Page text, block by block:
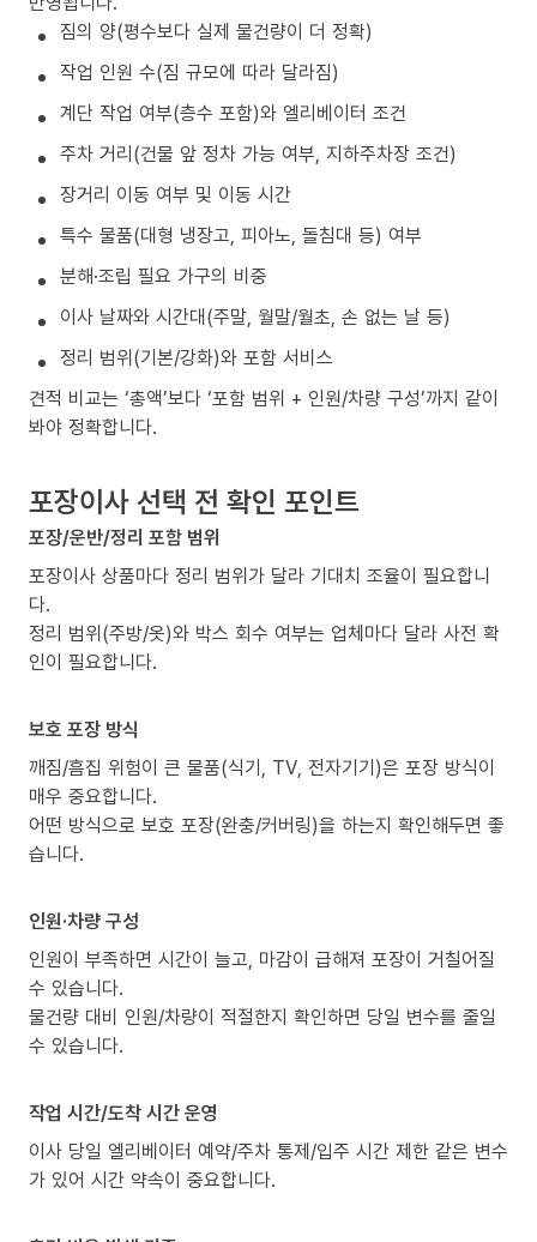
짐의 양(평수보다 실제 물건량이 더 정확)
작업 인원 수(짐 규모에 따라 달라짐)
계단 작업 여부(층수 포함)와 엘리베이터 조건
주차 거리(건물 앞 정차 가능 여부, 지하주차장 조건)
장거리 이동 여부 및 이동 시간
특수 물품(대형 냉장고, 피아노, 돌침대 등) 여부
분해·조립 필요 가구의 비중
이사 날짜와 시간대(주말, 월말/월초, 손 없는 날 등)
정리 범위(기본/강화)와 포함 서비스
견적 비교는 ‘총액’보다 ‘포함 범위 + 인원/차량 구성’까지 같이
봐야 정확합니다.
포장이사 선택 전 확인 포인트
포장/운반/정리 포함 범위
포장이사 상품마다 정리 범위가 달라 기대치 조율이 필요합니
다.
정리 범위(주방/옷)와 박스 회수 여부는 업체마다 달라 사전 확
인이 필요합니다.
보호 포장 방식
깨짐/흠집 위험이 큰 물품(식기, TV, 전자기기)은 포장 방식이
매우 중요합니다.
어떤 방식으로 보호 포장(완충/커버링)을 하는지 확인해두면 좋
습니다.
인원·차량 구성
인원이 부족하면 시간이 늘고, 마감이 급해져 포장이 거칠어질
수 있습니다.
물건량 대비 인원/차량이 적절한지 확인하면 당일 변수를 줄일
수 있습니다.
작업 시간/도착 시간 운영
이사 당일 엘리베이터 예약/주차 통제/입주 시간 제한 같은 변수
가 있어 시간 약속이 중요합니다.